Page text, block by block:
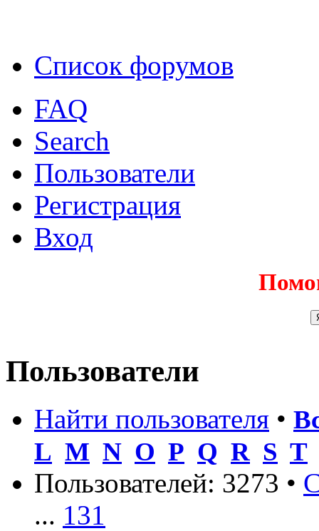
Список форумов
FAQ
Search
Пользователи
Регистрация
Вход
Пользователи
Найти пользователя •
L M N O P Q R S T
Пользователей: 3273 •
... 131